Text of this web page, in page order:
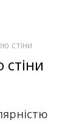
стіни
стіни